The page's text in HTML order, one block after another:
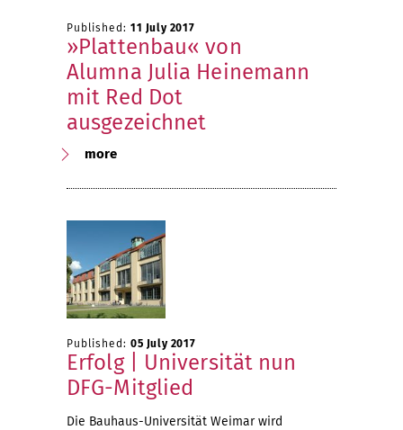
Published: 11 July 2017
»Plattenbau« von
Alumna Julia Heinemann
mit Red Dot
ausgezeichnet
more
Published: 05 July 2017
Erfolg | Universität nun
DFG-Mitglied
Die Bauhaus-Universität Weimar wird